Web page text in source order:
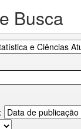
Busca